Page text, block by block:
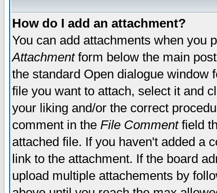
How do I add an attachment?
You can add attachments when you
Attachmentform below the main
the standard Open dialogue window
file you want to attach, select it and
your liking and/or the correct
comment in the File Commentfield
attached file. If you haven't added a
link to the attachment. If the board
upload multiple attachements by